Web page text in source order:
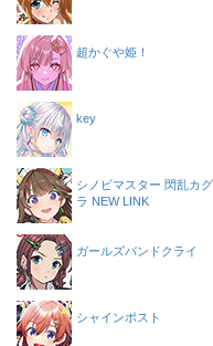
超かぐや姫！
key
シノビマスター 閃乱カグ
ラ NEW LINK
ガールズバンドクライ
シャインポスト